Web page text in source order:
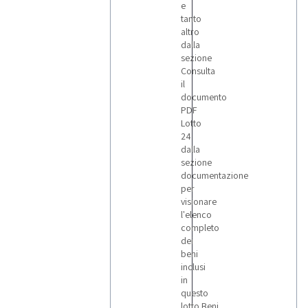
e
tanto
altro
dalla
sezione
Consulta
il
documento
PDF
Lotto
24
dalla
sezione
documentazione
per
visionare
l'elenco
completo
dei
beni
inclusi
in
questo